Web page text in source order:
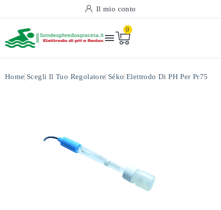
Il mio conto

0
Home Scegli Il Tuo Regolatore Séko Elettrodo Di PH Per Pr75